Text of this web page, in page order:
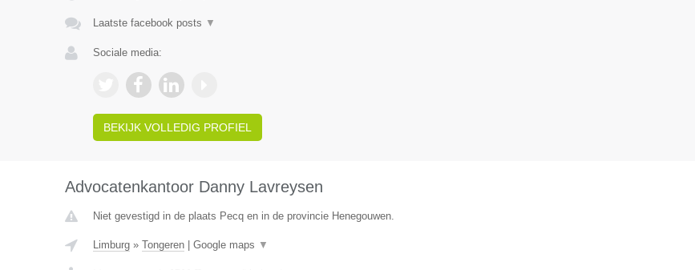
Laatste facebook posts ▼
Sociale media:
BEKIJK VOLLEDIG PROFIEL
Advocatenkantoor Danny Lavreysen
Niet gevestigd in de plaats Pecq en in de provincie Henegouwen.
Limburg» Tongeren| Google maps ▼